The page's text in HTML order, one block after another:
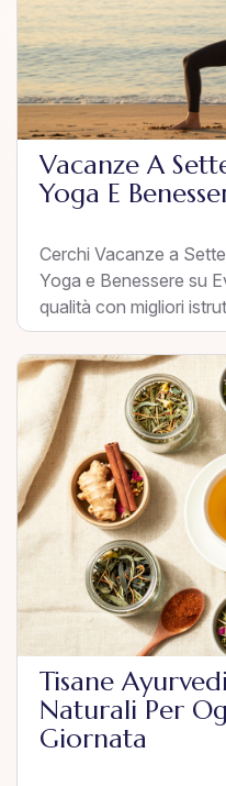
Vacanze A
Yoga E
Cerchi Vacanze a
Yoga e Benessere su
qualità con migliori
Tisane
Naturali Per
Giornata